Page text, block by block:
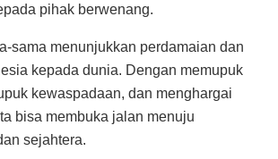
pihak berwenang.
sama menunjukkan perdamaian dan
kepada dunia. Dengan memupuk
kewaspadaan, dan menghargai
bisa membuka jalan menuju
sejahtera.